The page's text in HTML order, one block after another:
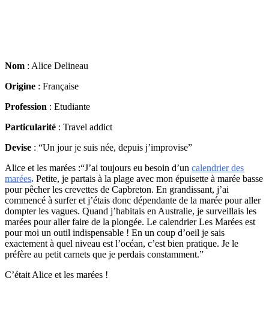
Nom : Alice Delineau
Origine : Française
Profession : Etudiante
Particularité : Travel addict
Devise : “Un jour je suis née, depuis j’improvise”
Alice et les marées :“J’ai toujours eu besoin d’un calendrier des
marées. Petite, je partais à la plage avec mon épuisette à marée basse
pour pêcher les crevettes de Capbreton. En grandissant, j’ai
commencé à surfer et j’étais donc dépendante de la marée pour aller
dompter les vagues. Quand j’habitais en Australie, je surveillais les
marées pour aller faire de la plongée. Le calendrier Les Marées est
pour moi un outil indispensable ! En un coup d’oeil je sais
exactement à quel niveau est l’océan, c’est bien pratique. Je le
préfère au petit carnets que je perdais constamment.”
C’était Alice et les marées !